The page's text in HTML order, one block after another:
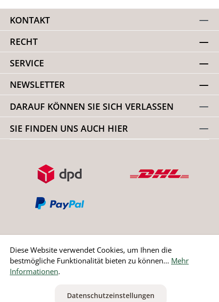
KONTAKT
RECHT
SERVICE
NEWSLETTER
DARAUF KÖNNEN SIE SICH VERLASSEN
SIE FINDEN UNS AUCH HIER
Bestellung widerrufen
ausgenommen Nicht EU-Länder
Diese Website verwendet Cookies, um Ihnen die
bestmögliche Funktionalität bieten zu können... Mehr
Informationen.
Datenschutzeinstellungen